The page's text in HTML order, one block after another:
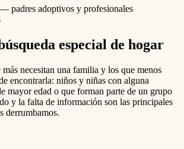
padres adoptivos y profesionales
especial de hogar
más necesitan una familia y los que menos
encontrarla: niños y niñas con alguna
mayor edad o que forman parte de un grupo
y la falta de información son las principales
derrumbamos.